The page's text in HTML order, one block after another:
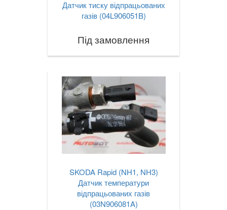
Датчик тиску відпрацьованих
газів (04L906051B)
Під замовлення
SKODA Rapid (NH1, NH3)
Датчик температури
відпрацьованих газів
(03N906081A)